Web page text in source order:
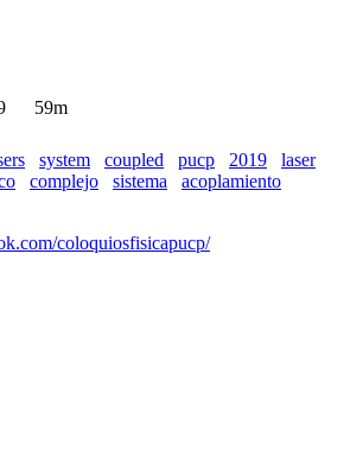
59m
system coupled pucp 2019
laser
complejo sistema
acoplamiento
coloquiosfisicapucp/